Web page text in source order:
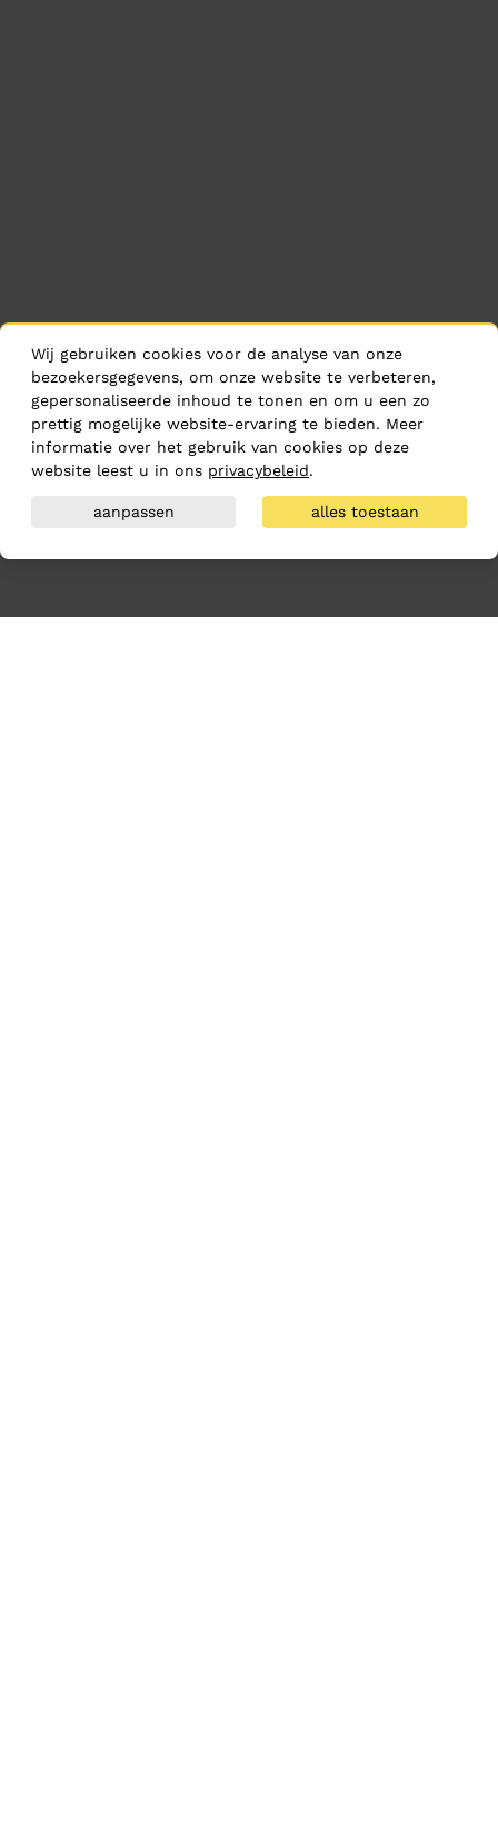
Wij gebruiken cookies voor de analyse van onze
bezoekersgegevens, om onze website te verbeteren,
gepersonaliseerde inhoud te tonen en om u een zo
prettig mogelijke website-ervaring te bieden. Meer
informatie over het gebruik van cookies op deze
website leest u in ons privacybeleid.
aanpassen alles toestaan